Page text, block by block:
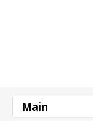
Main